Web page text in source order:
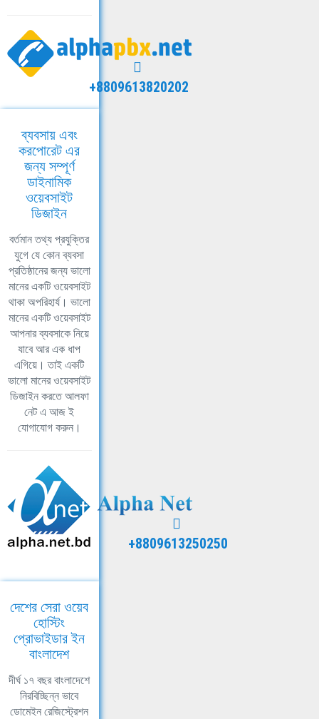
+8809613820202
ব্যবসায় এবং
করপোরেট এর
জন্য সম্পূর্ণ
ডাইনামিক
ওয়েবসাইট
ডিজাইন
বর্তমান তথ্য প্রযুক্তির
যুগে যে কোন ব্যবসা
প্রতিষ্ঠানের জন্য ভালো
মানের একটি ওয়েবসাইট
থাকা অপরিহার্য। ভালো
মানের একটি ওয়েবসাইট
আপনার ব্যবসাকে নিয়ে
যাবে আর এক ধাপ
এগিয়ে। তাই একটি
ভালো মানের ওয়েবসাইট
ডিজাইন করতে আলফা
নেট এ আজ ই
যোগাযোগ করুন।
+8809613250250
দেশের সেরা ওয়েব
হোস্টিং
প্রোভাইডার ইন
বাংলাদেশ
দীর্ঘ ১৭ বছর বাংলাদেশে
নিরবিচ্ছিন্ন ভাবে
ডোমেইন রেজিস্ট্রেশন